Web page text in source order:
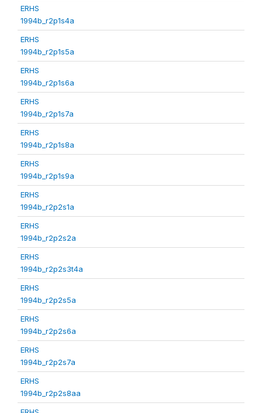
ERHS
1994b_r2p1s4a
ERHS
1994b_r2p1s5a
ERHS
1994b_r2p1s6a
ERHS
1994b_r2p1s7a
ERHS
1994b_r2p1s8a
ERHS
1994b_r2p1s9a
ERHS
1994b_r2p2s1a
ERHS
1994b_r2p2s2a
ERHS
1994b_r2p2s3t4a
ERHS
1994b_r2p2s5a
ERHS
1994b_r2p2s6a
ERHS
1994b_r2p2s7a
ERHS
1994b_r2p2s8aa